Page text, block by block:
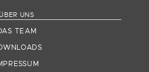
UNS
TEAM